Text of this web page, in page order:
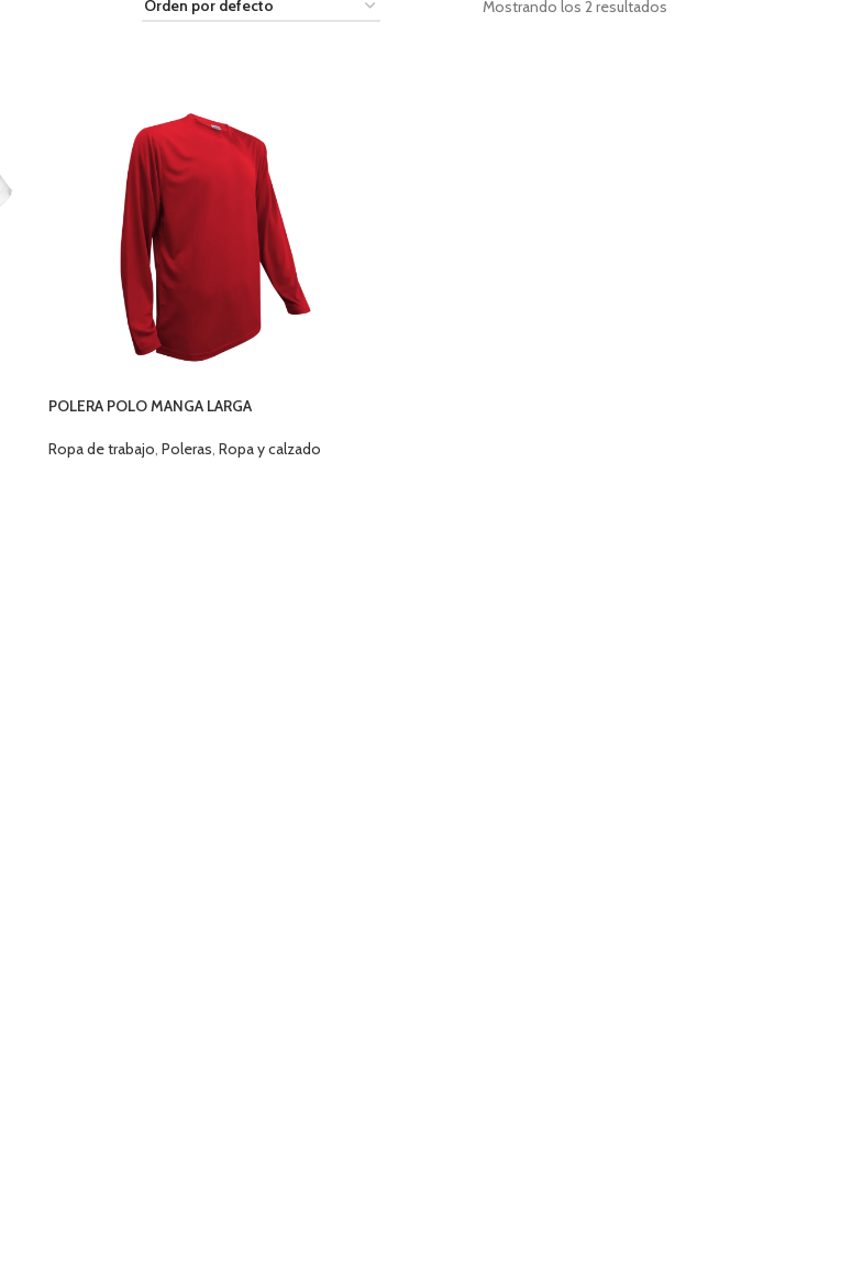
Mostrando los 2 resultados
POLERA POLO MANGA LARGA
Ropa de trabajo, Poleras, Ropa y calzado